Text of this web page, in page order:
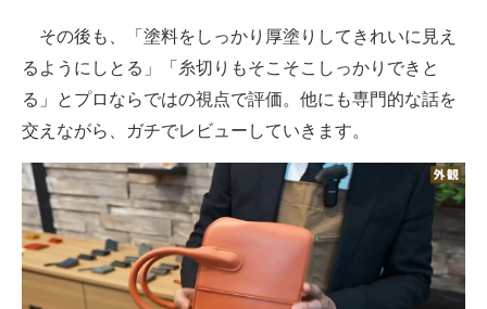
その後も、「塗料をしっかり厚塗りしてきれいに見え
るようにしとる」「糸切りもそこそこしっかりできと
る」とプロならではの視点で評価。他にも専門的な話を
交えながら、ガチでレビューしていきます。